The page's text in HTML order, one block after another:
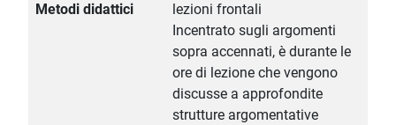
Metodi didattici
lezioni frontali
Incentrato sugli argomenti
sopra accennati, è durante le
ore di lezione che vengono
discusse a approfondite
strutture argomentative